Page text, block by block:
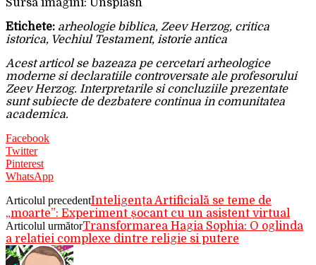
Sursa imagini: Unsplash
Etichete: arheologie biblica, Zeev Herzog, critica
istorica, Vechiul Testament, istorie antica
Acest articol se bazeaza pe cercetari arheologice
moderne si declaratiile controversate ale profesorului
Zeev Herzog. Interpretarile si concluziile prezentate
sunt subiecte de dezbatere continua in comunitatea
academica.
Facebook
Twitter
Pinterest
WhatsApp
Articolul precedentInteligența Artificială se teme de
„moarte”: Experiment șocant cu un asistent virtual
Articolul următorTransformarea Hagia Sophia: O oglinda
a relatiei complexe dintre religie si putere